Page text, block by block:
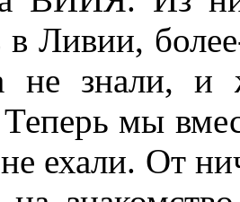
в Ливии,
не знали, и
мы
ехали. От